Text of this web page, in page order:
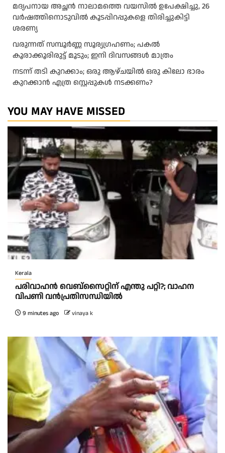
മദ്യപനായ അച്ഛൻ നാലാമത്തെ വയസിൽ ഉപേക്ഷിച്ചു, 26
വർഷത്തിനൊടുവിൽ കൂടപ്പിറപ്പുകളെ തിരിച്ചുകിട്ടി
ശരണ്യ
വരുന്നത് സമ്പൂർണ്ണ സൂര്യഗ്രഹണം; പകല്‍
കൂരാക്കൂരിരുട്ട് മൂടും; ഇനി ദിവസങ്ങള്‍ മാത്രം
നടന്ന് തടി കുറക്കാം; ഒരു ആഴ്ചയിൽ ഒരു കിലോ ഭാരം
കുറക്കാൻ എത്ര സ്റ്റെപ്പുകൾ നടക്കണം?
YOU MAY HAVE MISSED
Kerala
പരിവാഹൻ വെബ്സൈറ്റിന് എന്തു പറ്റി?; വാഹന
വിപണി വന്‍പ്രതിസന്ധിയിൽ
9 minutes ago vinaya k